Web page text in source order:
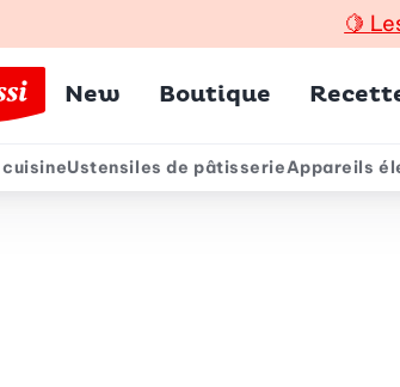
🍋
Menu principal
New Boutique
Ustensiles de pâtisserieAppareils